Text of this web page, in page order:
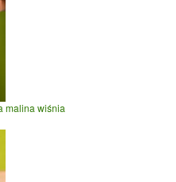
malina wiśnia